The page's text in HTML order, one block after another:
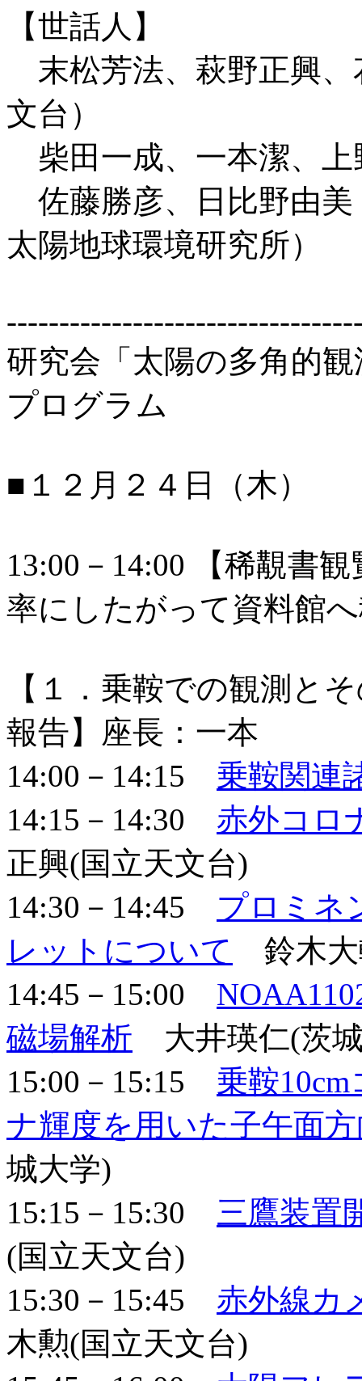
【世話人】
末松芳法、萩野正興、
文台）
柴田一成、一本潔、上
佐藤勝彦、日比野由美
太陽地球環境研究所）
研究会「太陽の多角的
プログラム
■１２月２４日（木）
13:00－14:00 【稀覯書
率にしたがって資料館
【１．乗鞍での観測と
報告】座長：一本
14:00－14:15 乗鞍関連
14:15－14:30 赤外コロ
正興(国立天文台)
14:30－14:45 プロミネ
レットについて
鈴木大
14:45－15:00
磁場解析 大井瑛仁(茨
15:00－15:15 乗鞍
ナ輝度を用いた子午面
城大学)
15:15－15:30 三鷹装置
(国立天文台)
15:30－15:45 赤外線カ
木勲(国立天文台)